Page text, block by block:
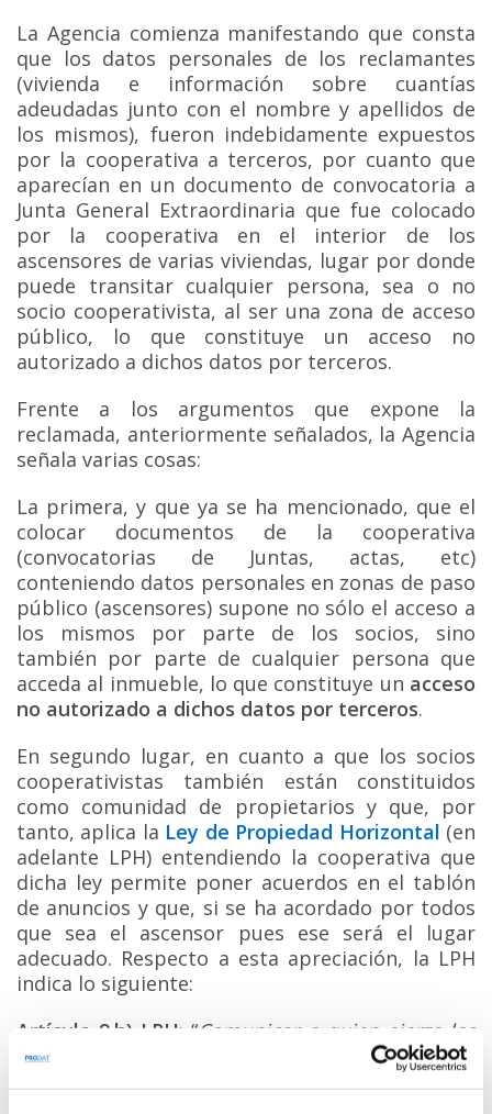
La Agencia comienza manifestando que consta
que los datos personales de los reclamantes
(vivienda e información sobre cuantías
adeudadas junto con el nombre y apellidos de
los mismos), fueron indebidamente expuestos
por la cooperativa a terceros, por cuanto que
aparecían en un documento de convocatoria a
Junta General Extraordinaria que fue colocado
por la cooperativa en el interior de los
ascensores de varias viviendas, lugar por donde
puede transitar cualquier persona, sea o no
socio cooperativista, al ser una zona de acceso
público, lo que constituye un acceso no
autorizado a dichos datos por terceros.
Frente a los argumentos que expone la
reclamada, anteriormente señalados, la Agencia
señala varias cosas:
La primera, y que ya se ha mencionado, que el
colocar documentos de la cooperativa
(convocatorias de Juntas, actas, etc)
conteniendo datos personales en zonas de paso
público (ascensores) supone no sólo el acceso a
los mismos por parte de los socios, sino
también por parte de cualquier persona que
acceda al inmueble, lo que constituye un acceso
no autorizado a dichos datos por terceros.
En segundo lugar, en cuanto a que los socios
cooperativistas también están constituidos
como comunidad de propietarios y que, por
tanto, aplica la Ley de Propiedad Horizontal (en
adelante LPH) entendiendo la cooperativa que
dicha ley permite poner acuerdos en el tablón
de anuncios y que, si se ha acordado por todos
que sea el ascensor pues ese será el lugar
adecuado. Respecto a esta apreciación, la LPH
indica lo siguiente:
Artículo 9.h) LPH: “Comunicar a quien ejerza las
funciones de Secretario de la comunidad, por
cualquier medio que permita tener constancia de